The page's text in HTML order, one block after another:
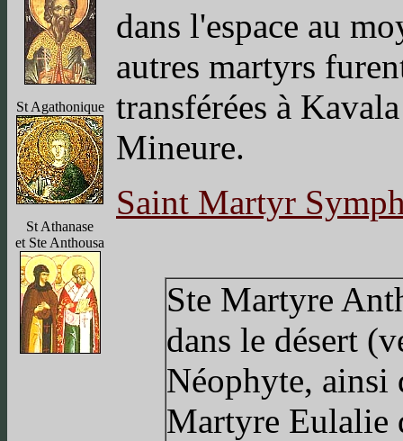
St Agathonique
St Athanase
et Ste Anthousa
dans l'espace au
autres martyrs
transférées à
Mineure.
Saint Martyr
Ste Martyre
dans le désert
Néophyte, ainsi
Martyre Eulalie